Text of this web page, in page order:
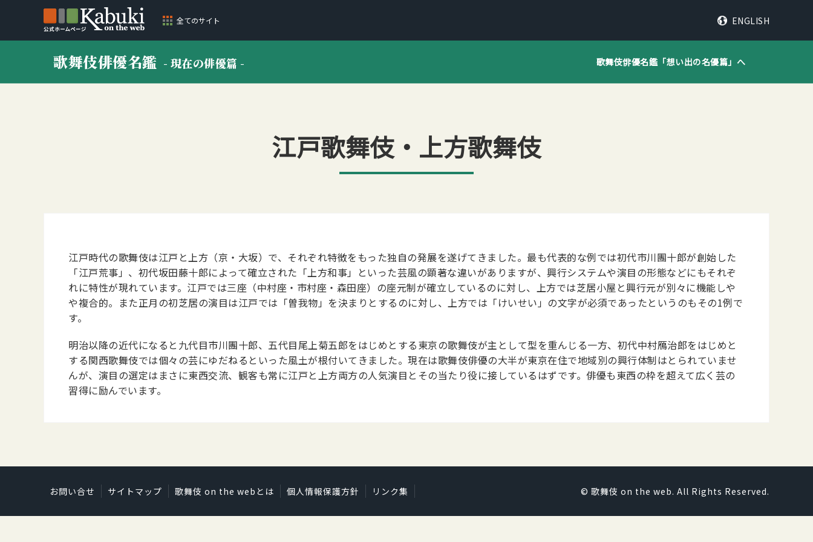
全てのサイト ENGLISH
歌舞伎俳優名鑑 - 現在の俳優篇 - 歌舞伎俳優名鑑「想い出の名優篇」へ
江戸歌舞伎・上方歌舞伎
江戸時代の歌舞伎は江戸と上方（京・大坂）で、それぞれ特徴をもった独自の発展を遂げてきました。最も代表的な例では初代市川團十郎が創始した
「江戸荒事」、初代坂田藤十郎によって確立された「上方和事」といった芸風の顕著な違いがありますが、興行システムや演目の形態などにもそれぞ
れに特性が現れています。江戸では三座（中村座・市村座・森田座）の座元制が確立しているのに対し、上方では芝居小屋と興行元が別々に機能しや
や複合的。また正月の初芝居の演目は江戸では「曽我物」を決まりとするのに対し、上方では「けいせい」の文字が必須であったというのもその1例で
す。
明治以降の近代になると九代目市川團十郎、五代目尾上菊五郎をはじめとする東京の歌舞伎が主として型を重んじる一方、初代中村鴈治郎をはじめと
する関西歌舞伎では個々の芸にゆだねるといった風土が根付いてきました。現在は歌舞伎俳優の大半が東京在住で地域別の興行体制はとられていませ
んが、演目の選定はまさに東西交流、観客も常に江戸と上方両方の人気演目とその当たり役に接しているはずです。俳優も東西の枠を超えて広く芸の
習得に励んでいます。
お問い合せ サイトマップ 歌舞伎 on the webとは 個人情報保護方針 リンク集 © 歌舞伎 on the web. All Rights Reserved.